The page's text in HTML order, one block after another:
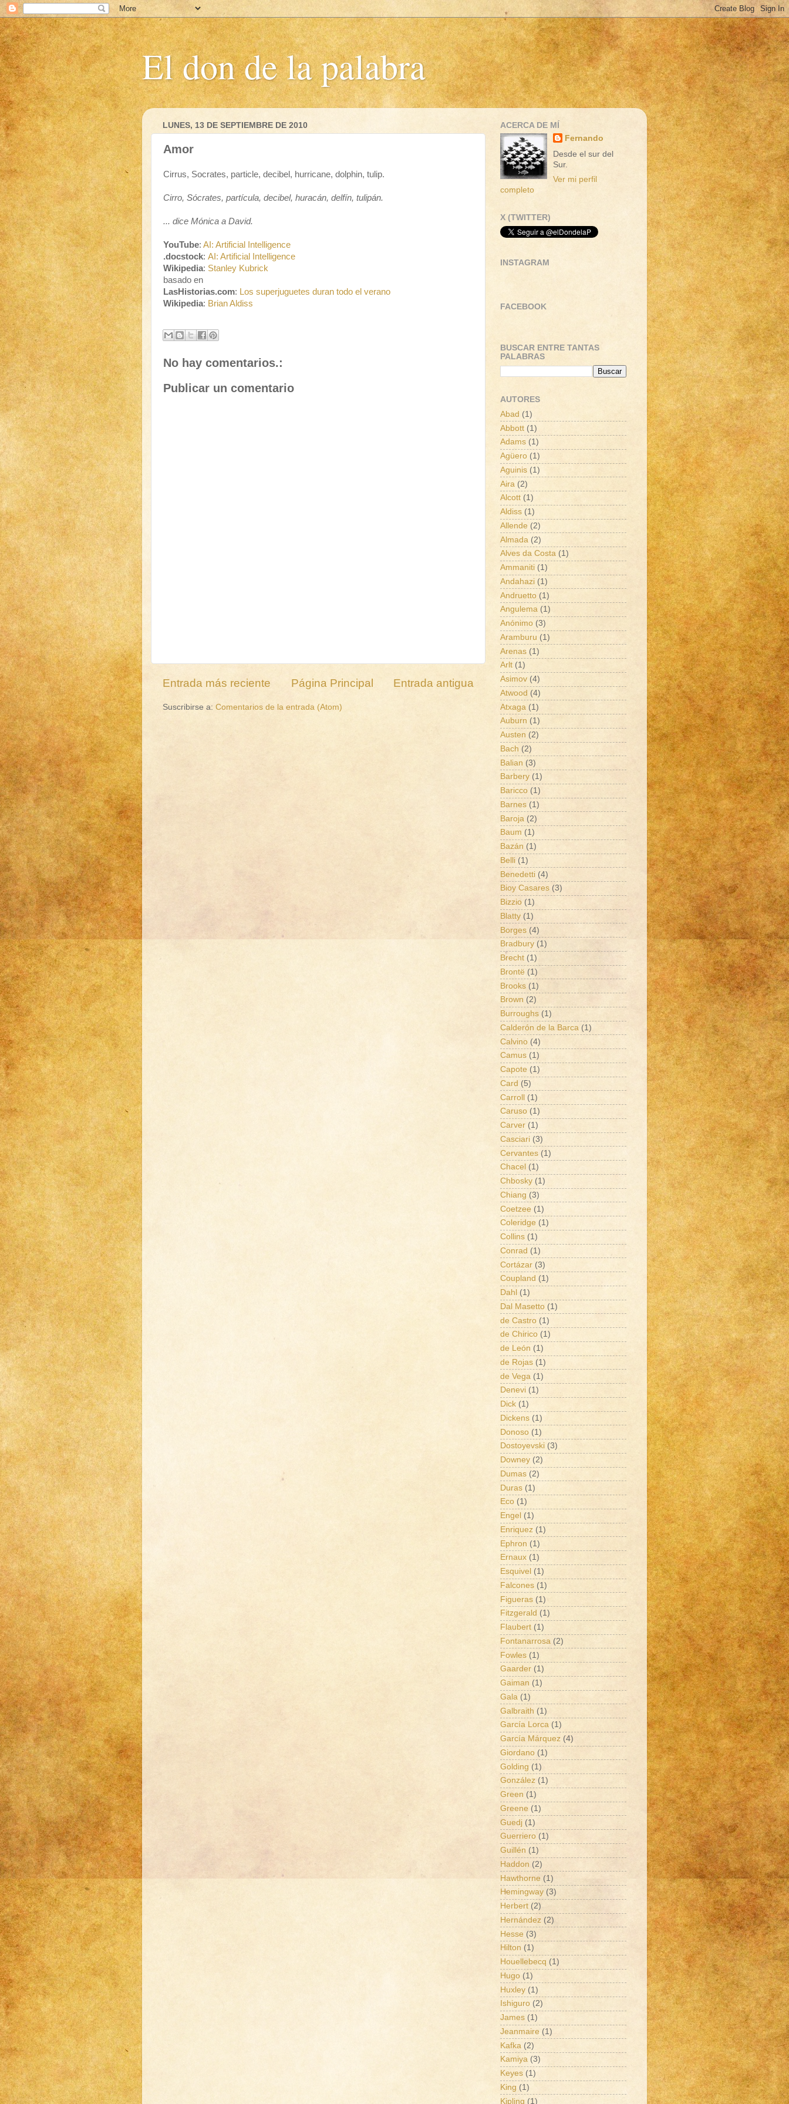
El don de la palabra
LUNES, 13 DE SEPTIEMBRE DE 2010
Amor
Cirrus, Socrates, particle, decibel, hurricane, dolphin, tulip.
Cirro, Sócrates, partícula, decibel, huracán, delfín, tulipán.
... dice Mónica a David.
YouTube: AI: Artificial Intelligence
.docstock: AI: Artificial Intelligence
Wikipedia: Stanley Kubrick
basado en
LasHistorias.com: Los superjuguetes duran todo el verano
Wikipedia: Brian Aldiss
No hay comentarios.:
Publicar un comentario
Entrada más reciente Entrada antigua
Página Principal
Suscribirse a: Comentarios de la entrada (Atom)
ACERCA DE MÍ
Fernando
Desde el sur del
Sur.
Ver mi perfil
completo
X (TWITTER)
INSTAGRAM
FACEBOOK
BUSCAR ENTRE TANTAS
PALABRAS
AUTORES
Abad (1)
Abbott (1)
Adams (1)
Agüero (1)
Aguinis (1)
Aira (2)
Alcott (1)
Aldiss (1)
Allende (2)
Almada (2)
Alves da Costa (1)
Ammaniti (1)
Andahazi (1)
Andruetto (1)
Angulema (1)
Anónimo (3)
Aramburu (1)
Arenas (1)
Arlt (1)
Asimov (4)
Atwood (4)
Atxaga (1)
Auburn (1)
Austen (2)
Bach (2)
Balian (3)
Barbery (1)
Baricco (1)
Barnes (1)
Baroja (2)
Baum (1)
Bazán (1)
Belli (1)
Benedetti (4)
Bioy Casares (3)
Bizzio (1)
Blatty (1)
Borges (4)
Bradbury (1)
Brecht (1)
Brontë (1)
Brooks (1)
Brown (2)
Burroughs (1)
Calderón de la Barca (1)
Calvino (4)
Camus (1)
Capote (1)
Card (5)
Carroll (1)
Caruso (1)
Carver (1)
Casciari (3)
Cervantes (1)
Chacel (1)
Chbosky (1)
Chiang (3)
Coetzee (1)
Coleridge (1)
Collins (1)
Conrad (1)
Cortázar (3)
Coupland (1)
Dahl (1)
Dal Masetto (1)
de Castro (1)
de Chirico (1)
de León (1)
de Rojas (1)
de Vega (1)
Denevi (1)
Dick (1)
Dickens (1)
Donoso (1)
Dostoyevski (3)
Downey (2)
Dumas (2)
Duras (1)
Eco (1)
Engel (1)
Enriquez (1)
Ephron (1)
Ernaux (1)
Esquivel (1)
Falcones (1)
Figueras (1)
Fitzgerald (1)
Flaubert (1)
Fontanarrosa (2)
Fowles (1)
Gaarder (1)
Gaiman (1)
Gala (1)
Galbraith (1)
García Lorca (1)
García Márquez (4)
Giordano (1)
Golding (1)
González (1)
Green (1)
Greene (1)
Guedj (1)
Guerriero (1)
Guillén (1)
Haddon (2)
Hawthorne (1)
Hemingway (3)
Herbert (2)
Hernández (2)
Hesse (3)
Hilton (1)
Houellebecq (1)
Hugo (1)
Huxley (1)
Ishiguro (2)
James (1)
Jeanmaire (1)
Kafka (2)
Kamiya (3)
Keyes (1)
King (1)
Kipling (1)